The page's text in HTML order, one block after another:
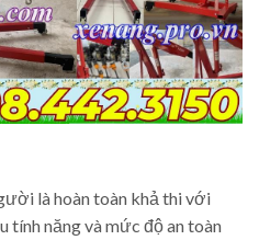
là hoàn toàn khả thi với
tính năng và mức độ an toàn